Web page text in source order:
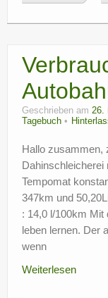
Geschrieben am 26.
Tagebuch
Hallo zusammen,
Dahinschleicherei
Tempomat
347km und
: 14,0 l/100km
leben lernen. Der
wenn
Weiterlesen